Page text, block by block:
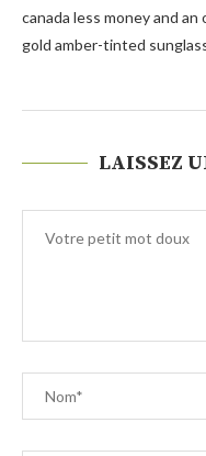
canada less money and
gold amber-tinted
LAISSEZ